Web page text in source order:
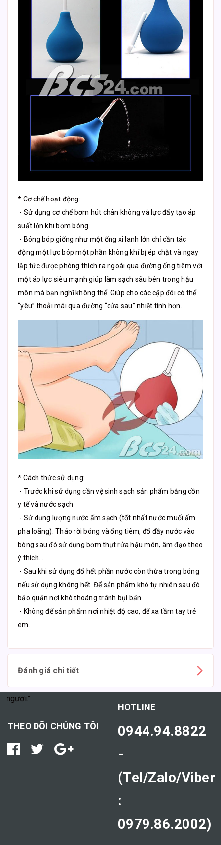
* Cơ chế hoạt động:
- Sử dụng cơ chế bơm hút chân không và lực đẩy tạo áp
suất lớn khi bơm bóng
- Bóng bóp giống như một ống xi lanh lớn chỉ cần tác
động một lực bóp một phần không khí bị ép chặt và ngay
lập tức được phóng thích ra ngoài qua đường ống tiêm với
một áp lực siêu mạnh giúp làm sạch sâu bên trong hậu
môn mà bạn nghĩ không thể. Giúp cho các cặp đôi có thể
“yêu” thoải mái qua đường “cửa sau” nhiệt tình hơn.
* Cách thức sử dụng:
- Trước khi sử dụng cần vệ sinh sạch sản phẩm bằng cồn
y tế và nước sạch
- Sử dụng lượng nước ấm sạch (tốt nhất nước muối ấm
pha loãng). Tháo rời bóng và ống tiêm, đổ đầy nước vào
bóng sau đó sử dụng bơm thụt rửa hậu môn, âm đạo theo
ý thích…
- Sau khi sử dụng đổ hết phần nước còn thừa trong bóng
nếu sử dụng không hết. Để sản phẩm khô tự nhiên sau đó
bảo quản nơi khô thoáng tránh bụi bẩn.
- Không để sản phẩm nơi nhiệt độ cao, để xa tầm tay trẻ
em.
Đánh giá chi tiết
THEO DÕI CHÚNG TÔI
HOTLINE
0944.94.8822
-
(Tel/Zalo/Viber
:
0979.86.2002)